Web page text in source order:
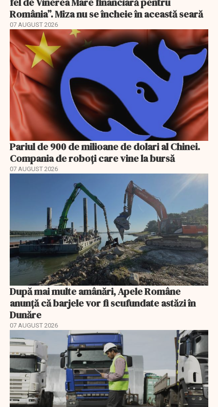
România”. Miza nu se încheie în această seară
07 AUGUST 2026
Pariul de 900 de milioane de dolari al Chinei.
Compania de roboți care vine la bursă
07 AUGUST 2026
După mai multe amânări, Apele Române
anunță că barjele vor fi scufundate astăzi în
Dunăre
07 AUGUST 2026